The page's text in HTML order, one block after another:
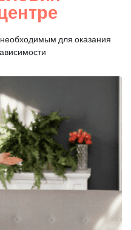
для оказания